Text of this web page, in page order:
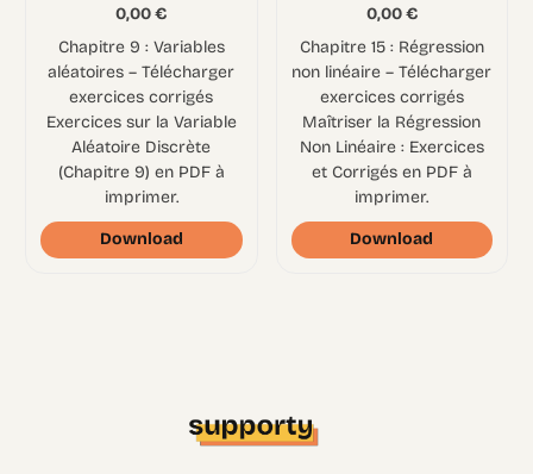
0,00€
Chapitre 9 : Variables
aléatoires – Télécharger
exercices corrigés
Exercices sur la Variable
Aléatoire Discrète
(Chapitre 9) en PDF à
imprimer.
Download
0,00€
Chapitre 15 : Régression
non linéaire – Télécharger
exercices corrigés
Maîtriser la Régression
Non Linéaire : Exercices
et Corrigés en PDF à
imprimer.
Download